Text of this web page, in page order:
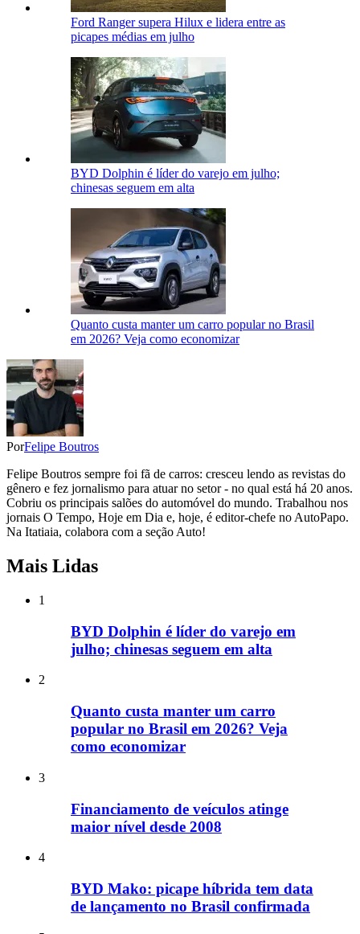
Ford Ranger supera Hilux e lidera entre as
picapes médias em julho
BYD Dolphin é líder do varejo em julho;
chinesas seguem em alta
Quanto custa manter um carro popular no Brasil
em 2026? Veja como economizar
PorFelipe Boutros
Felipe Boutros sempre foi fã de carros: cresceu lendo as revistas do
gênero e fez jornalismo para atuar no setor - no qual está há 20 anos.
Cobriu os principais salões do automóvel do mundo. Trabalhou nos
jornais O Tempo, Hoje em Dia e, hoje, é editor-chefe no AutoPapo.
Na Itatiaia, colabora com a seção Auto!
Mais Lidas
1
BYD Dolphin é líder do varejo em
julho; chinesas seguem em alta
2
Quanto custa manter um carro
popular no Brasil em 2026? Veja
como economizar
3
Financiamento de veículos atinge
maior nível desde 2008
4
BYD Mako: picape híbrida tem data
de lançamento no Brasil confirmada